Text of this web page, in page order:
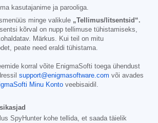
kasutajanime ja parooliga.
minge valikule „Tellimus/litsentsid“.
kõrval on nupp tellimuse tühistamiseks,
Märkus. Kui teil on mitu
peate need eraldi tühistama.
korral võite EnigmaSofti toega ühendust
support@enigmasoftware.com või avades
Minu Konto veebisaidil.
SpyHunter kohe tellida, et saada täielik